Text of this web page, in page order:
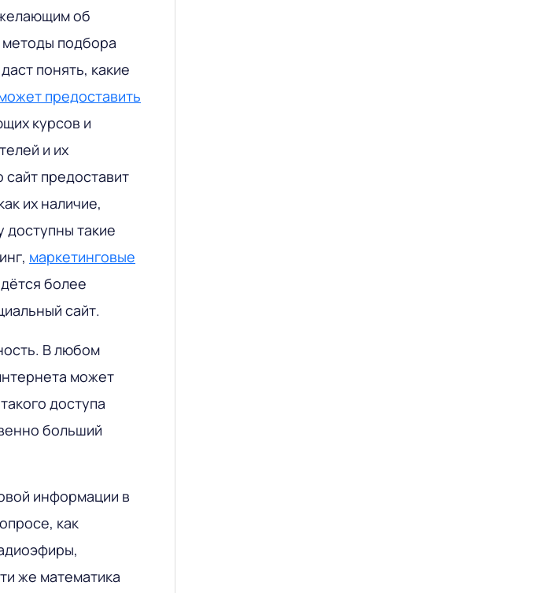
об
методы подбора
понять, какие
предоставить
курсов и
и их
предоставит
их наличие,
доступны такие
маркетинговые
более
сайт.
В любом
может
доступа
больший
информации в
как
же математика